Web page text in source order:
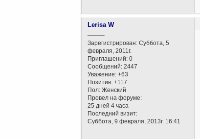
Lerisa W
Зарегистрирован: Суббота, 5
февраля, 2011г.
Приглашений: 0
Сообщений: 2447
Уважение: +63
Позитив: +117
Пол: Женский
Провел на форуме:
25 дней 4 часа
Последний визит:
Суббота, 9 февраля, 2013г. 16:41